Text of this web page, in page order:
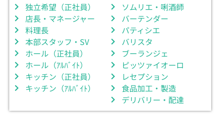
独立希望（正社員）
店長・マネージャー
料理長
本部スタッフ・SV
ホール（正社員）
ホール（ｱﾙﾊﾞｲﾄ）
キッチン（正社員）
キッチン（ｱﾙﾊﾞｲﾄ）
ソムリエ・唎酒師
バーテンダー
パティシエ
バリスタ
ブーランジェ
ピッツァイオーロ
レセプション
食品加工・製造
デリバリー・配達